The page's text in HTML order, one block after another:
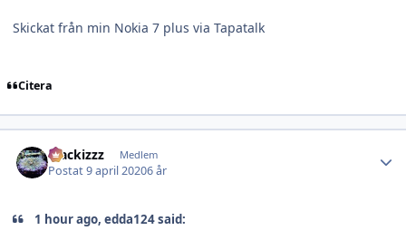
Skickat från min Nokia 7 plus via Tapatalk
Citera
blackizzz Medlem
Postat9 april 20206 år
1 hour ago, edda124 said: